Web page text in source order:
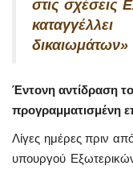
στις σχέσεις
Έντονη αντίδραση
προγραμματισμένη
Λίγες ημέρες πριν
υπουργού